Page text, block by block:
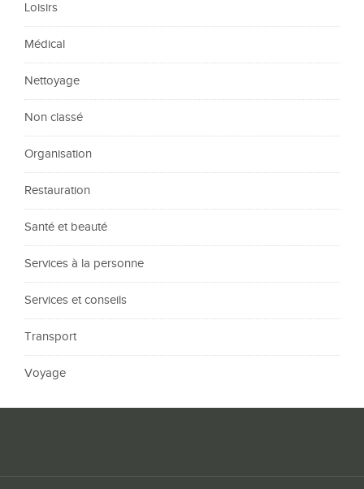
Loisirs
Médical
Nettoyage
Non classé
Organisation
Restauration
Santé et beauté
Services à la personne
Services et conseils
Transport
Voyage